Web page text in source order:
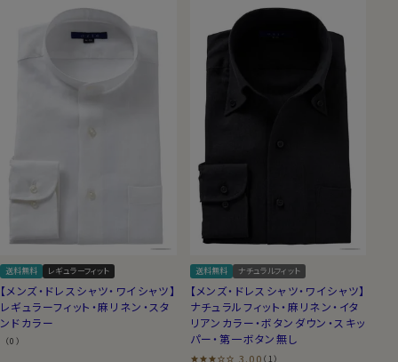
送料無料 レギュラーフィット
【メンズ・ドレスシャツ・ワイシャツ】
レギュラーフィット・麻リネン・スタ
ンドカラー
（0）
送料無料 ナチュラルフィット
【メンズ・ドレスシャツ・ワイシャツ】
ナチュラルフィット・麻リネン・イタ
リアンカラー・ボタンダウン・スキッ
パー・第一ボタン無し
3.00 （1）